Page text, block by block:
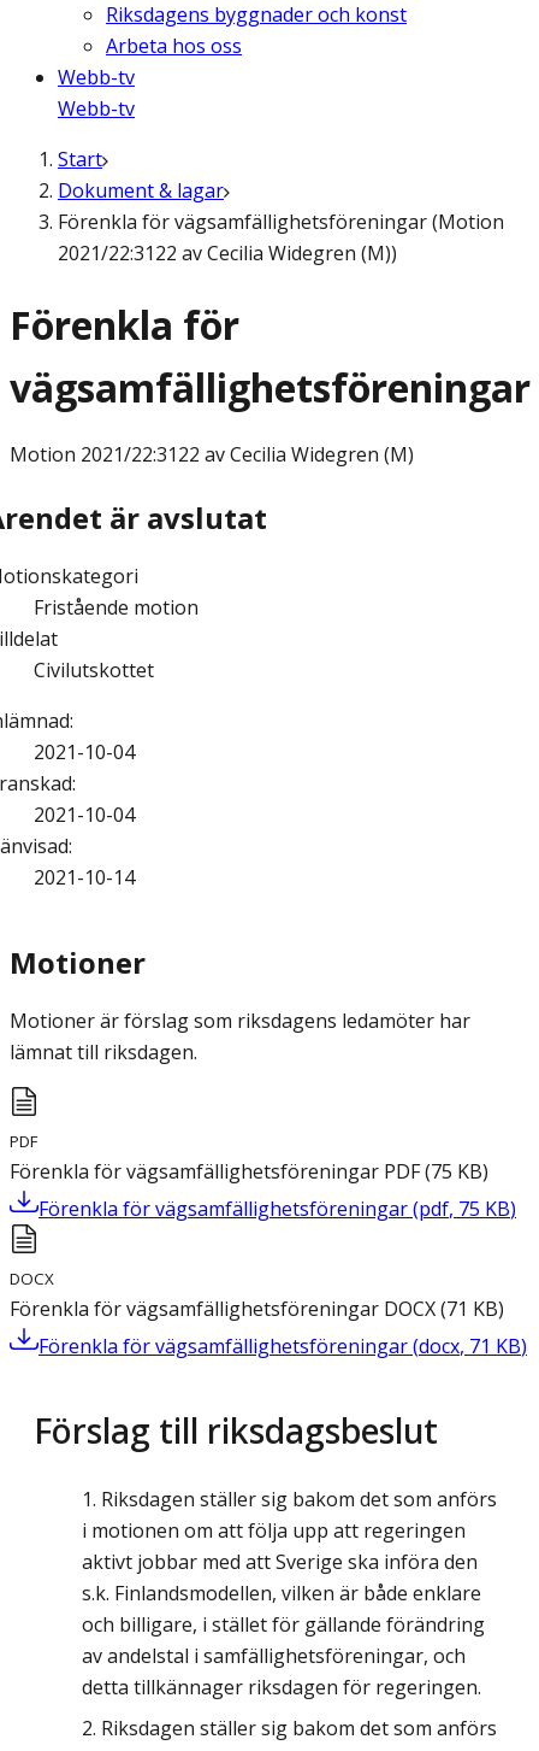
Riksdagens byggnader och konst
Arbeta hos oss
Webb-tv
Webb-tv
Start
Dokument & lagar
Förenkla för vägsamfällighetsföreningar (Motion
2021/22:3122 av Cecilia Widegren (M))
Förenkla för
vägsamfällighetsföreningar
Motion 2021/22:3122 av Cecilia Widegren (M)
är avslutat
Fristående motion
Civilutskottet
:
2021-10-04
:
2021-10-04
:
2021-10-14
Motioner
Motioner är förslag som riksdagens ledamöter har
lämnat till riksdagen.
PDF
Förenkla för vägsamfällighetsföreningar PDF(75 KB)
Förenkla för vägsamfällighetsföreningar(pdf, 75 KB)
DOCX
Förenkla för vägsamfällighetsföreningar DOCX(71 KB)
Förenkla för vägsamfällighetsföreningar(docx, 71 KB)
Förslag till riksdagsbeslut
Riksdagen ställer sig bakom det som anförs
i motionen om att följa upp att regeringen
aktivt jobbar med att Sverige ska införa den
s.k. Finlandsmodellen, vilken är både enklare
och billigare, i stället för gällande förändring
av andelstal i samfällighetsföreningar, och
detta tillkännager riksdagen för regeringen.
Riksdagen ställer sig bakom det som anförs